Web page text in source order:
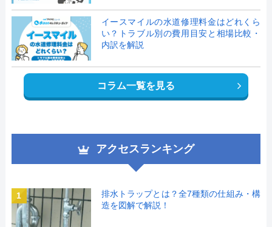
イースマイルの水道修理料金はどれくら
い？トラブル別の費用目安と相場比較・
内訳を解説
コラム一覧を見る
アクセスランキング
1
排水トラップとは？全7種類の仕組み・構
造を図解で解説！